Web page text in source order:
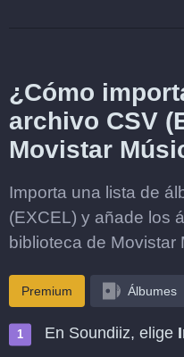
¿Cómo
archivo CSV
Movistar
Importa una lista de
(EXCEL) y añade los
biblioteca de Movistar
Premium Álbumes
En Soundiiz, elige